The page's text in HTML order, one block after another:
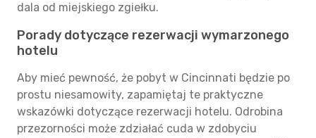
dala od miejskiego zgiełku.
Porady dotyczące rezerwacji wymarzonego
hotelu
Aby mieć pewność, że pobyt w Cincinnati będzie po
prostu niesamowity, zapamiętaj te praktyczne
wskazówki dotyczące rezerwacji hotelu. Odrobina
przezorności może zdziałać cuda w zdobyciu